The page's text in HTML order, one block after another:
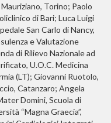
Torino; Paolo
di Bari; Luca Luigi
San Carlo di Nancy,
e Valutazione
di Rilievo Nazionale ad
U.O.C. Medicina
(LT); Giovanni Ruotolo,
Catanzaro; Angela
Domini, Scuola di
“Magna Graecia”,